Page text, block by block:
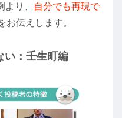
り、
自分でも再現で
お伝えします。
い：壬生町編